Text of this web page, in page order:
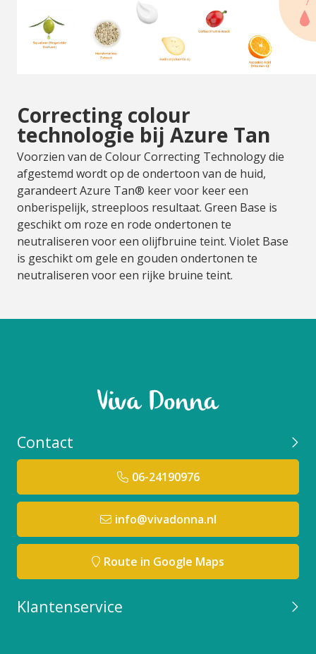
Correcting colour
technologie bij Azure Tan
Voorzien van de Colour Correcting Technology die
afgestemd wordt op de ondertoon van de huid,
garandeert Azure Tan® keer voor keer een
onberispelijk, streeploos resultaat. Green Base is
geschikt om roze en rode ondertonen te
neutraliseren voor een olijfbruine teint. Violet Base
is geschikt om gele en gouden ondertonen te
neutraliseren voor een rijke bruine teint.
Contact
06-24190976
info@vivadonna.nl
Route in Google Maps
Klantenservice